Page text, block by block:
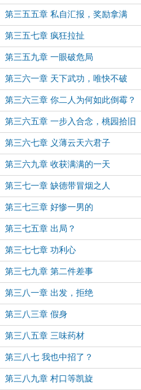
第三五五章 私自汇报，奖励拿满
第三五七章 疯狂拉扯
第三五九章 一眼破危局
第三六一章 天下武功，唯快不破
第三六三章 你二人为何如此倒霉？
第三六五章 一步入合念，桃园拾旧
义
第三六七章 义薄云天六君子
第三六九章 收获满满的一天
第三七一章 缺德带冒烟之人
第三七三章 好惨一男的
第三七五章 出局？
第三七七章 功利心
第三七九章 第二件差事
第三八一章 出发，拒绝
第三八三章 假身
第三八五章 三味药材
第三八七 我也中招了？
第三八九章 村口等凯旋